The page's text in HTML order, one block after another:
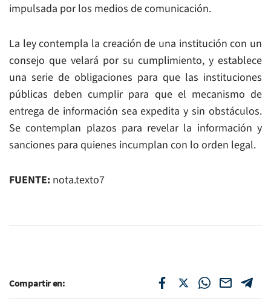
impulsada por los medios de comunicación.
La ley contempla la creación de una institución con un
consejo que velará por su cumplimiento, y establece
una serie de obligaciones para que las instituciones
públicas deben cumplir para que el mecanismo de
entrega de información sea expedita y sin obstáculos.
Se contemplan plazos para revelar la información y
sanciones para quienes incumplan con lo orden legal.
FUENTE: nota.texto7
Compartir en: